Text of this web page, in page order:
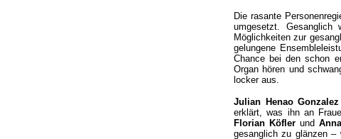
Die rasante
umgesetzt.
Möglichkeiten zur
gelungene
Chance bei den schon
Organ hören und
locker aus.
Julian Henao Gonzalez
erklärt, was ihn an
Florian Köfler und
gesanglich zu glänzen